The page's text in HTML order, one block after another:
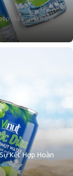
mà còn là hành
Kết Hợp Hoàn